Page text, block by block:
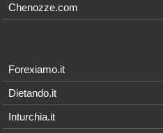
Chenozze.com
Forexiamo.it
Dietando.it
Inturchia.it